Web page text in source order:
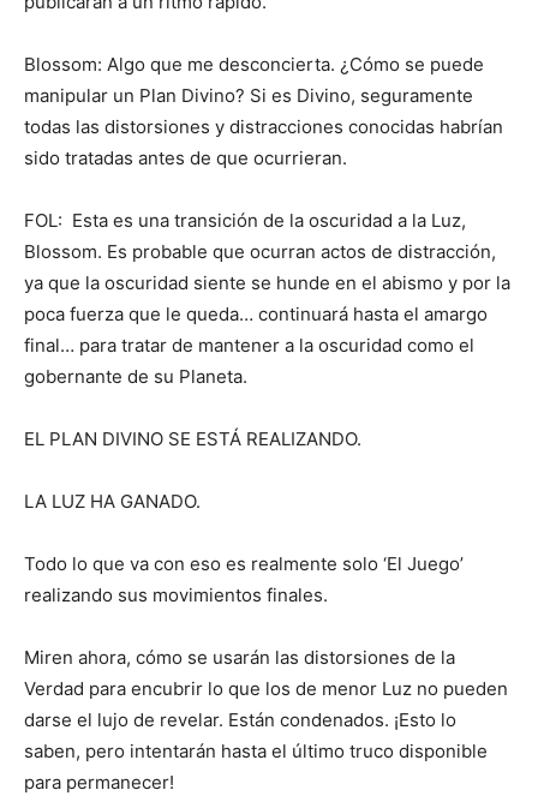
Blossom: Algo que me desconcierta. ¿Cómo se puede
manipular un Plan Divino? Si es Divino, seguramente
todas las distorsiones y distracciones conocidas habrían
sido tratadas antes de que ocurrieran.
FOL: Esta es una transición de la oscuridad a la Luz,
Blossom. Es probable que ocurran actos de distracción,
ya que la oscuridad siente se hunde en el abismo y por la
poca fuerza que le queda… continuará hasta el amargo
final… para tratar de mantener a la oscuridad como el
gobernante de su Planeta.
EL PLAN DIVINO SE ESTÁ REALIZANDO.
LA LUZ HA GANADO.
Todo lo que va con eso es realmente solo ‘El Juego’
realizando sus movimientos finales.
Miren ahora, cómo se usarán las distorsiones de la
Verdad para encubrir lo que los de menor Luz no pueden
darse el lujo de revelar. Están condenados. ¡Esto lo
saben, pero intentarán hasta el último truco disponible
para permanecer!